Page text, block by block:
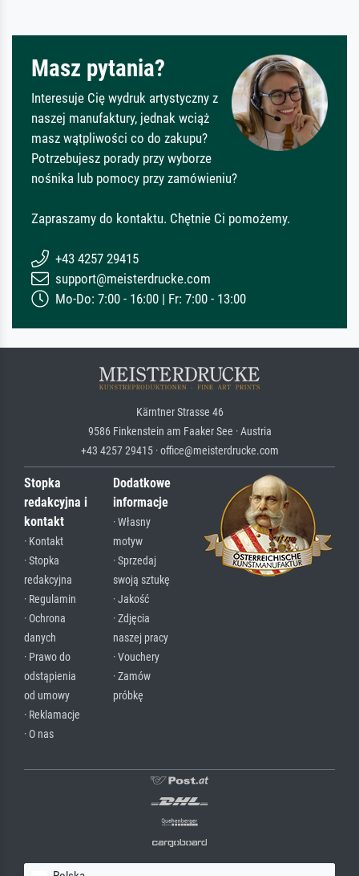
Masz pytania?
Interesuje Cię wydruk artystyczny z
naszej manufaktury, jednak wciąż
masz wątpliwości co do zakupu?
Potrzebujesz porady przy wyborze
nośnika lub pomocy przy zamówieniu?
Zapraszamy do kontaktu. Chętnie Ci pomożemy.
+43 4257 29415
support@meisterdrucke.com
Mo-Do: 7:00 - 16:00 | Fr: 7:00 - 13:00
Kärntner Strasse 46
9586 Finkenstein am Faaker See · Austria
+43 4257 29415 · office@meisterdrucke.com
Stopka
redakcyjna i
kontakt
· Kontakt
· Stopka
redakcyjna
· Regulamin
· Ochrona
danych
· Prawo do
odstąpienia
od umowy
· Reklamacje
· O nas
Dodatkowe
informacje
· Własny
motyw
· Sprzedaj
swoją sztukę
· Jakość
· Zdjęcia
naszej pracy
· Vouchery
· Zamów
próbkę